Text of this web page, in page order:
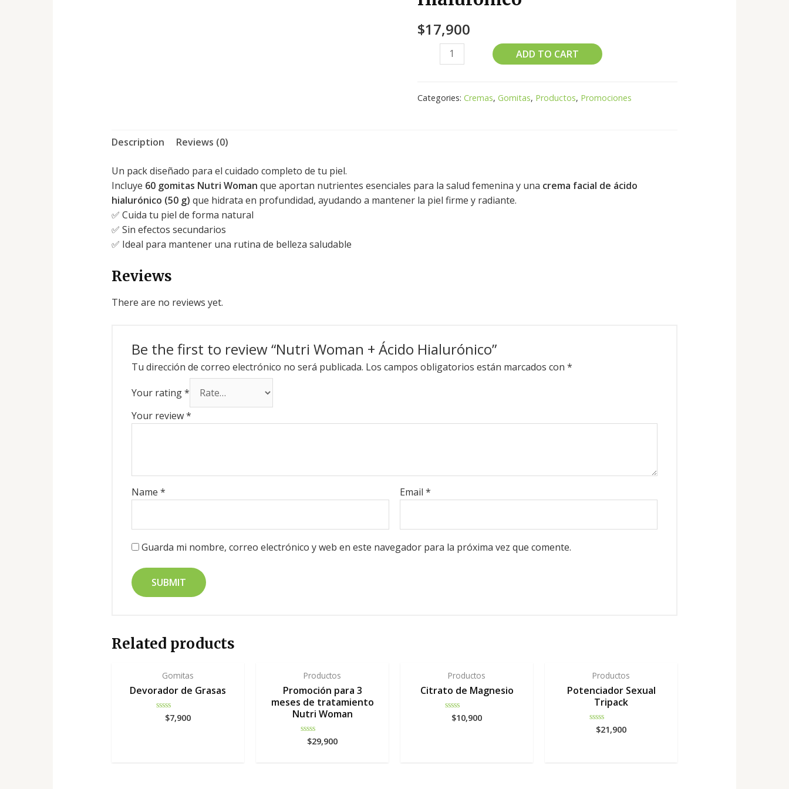
$17,900
ADD TO CART
Categories: Cremas, Gomitas, Productos, Promociones
Description Reviews (0)
Un pack diseñado para el cuidado completo de tu piel.
Incluye 60 gomitas Nutri Woman que aportan nutrientes esenciales para la salud femenina y una crema facial de ácido
hialurónico (50 g) que hidrata en profundidad, ayudando a mantener la piel firme y radiante.
✅ Cuida tu piel de forma natural
✅ Sin efectos secundarios
✅ Ideal para mantener una rutina de belleza saludable
Reviews
There are no reviews yet.
Be the first to review “Nutri Woman + Ácido Hialurónico”
Tu dirección de correo electrónico no será publicada. Los campos obligatorios están marcados con *
Your rating*
Your review*
Name * Email *
Guarda mi nombre, correo electrónico y web en este navegador para la próxima vez que comente.
Related products
Gomitas
Devorador de Grasas
Rated
$7,900
Productos
Promoción para 3
meses de tratamiento
Nutri Woman
Rated
$29,900
Productos
Citrato de Magnesio
Rated
$10,900
Productos
Potenciador Sexual
Tripack
Rated
$21,900